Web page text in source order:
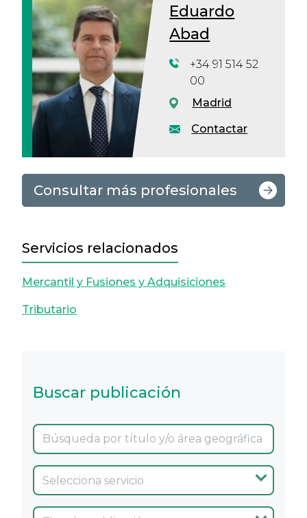
Eduardo
Abad
Contactar
+34 91 514 52
00
Madrid
Consultar más profesionales
Servicios relacionados
Mercantil y Fusiones y Adquisiciones
Tributario
Buscar publicación